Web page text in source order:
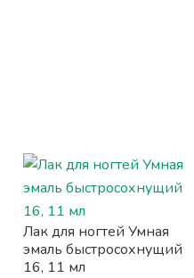
Лак для ногтей Умная
эмаль быстросохнущий
16, 11 мл